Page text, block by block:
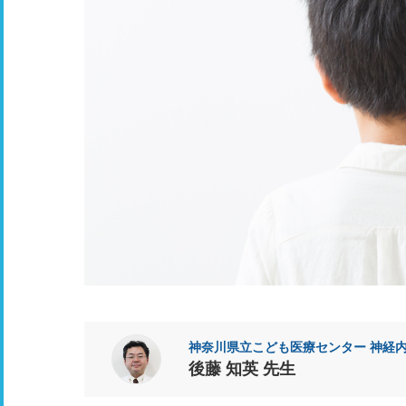
神奈川県立こども医療センター 神経
後藤 知英 先生